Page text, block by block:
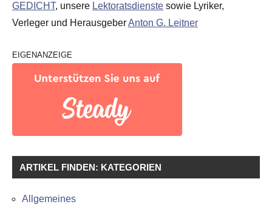
GEDICHT, unsere Lektoratsdienste sowie Lyriker,
Verleger und HerausgeberAnton G. Leitner
EIGENANZEIGE
ARTIKEL FINDEN: KATEGORIEN
Allgemeines